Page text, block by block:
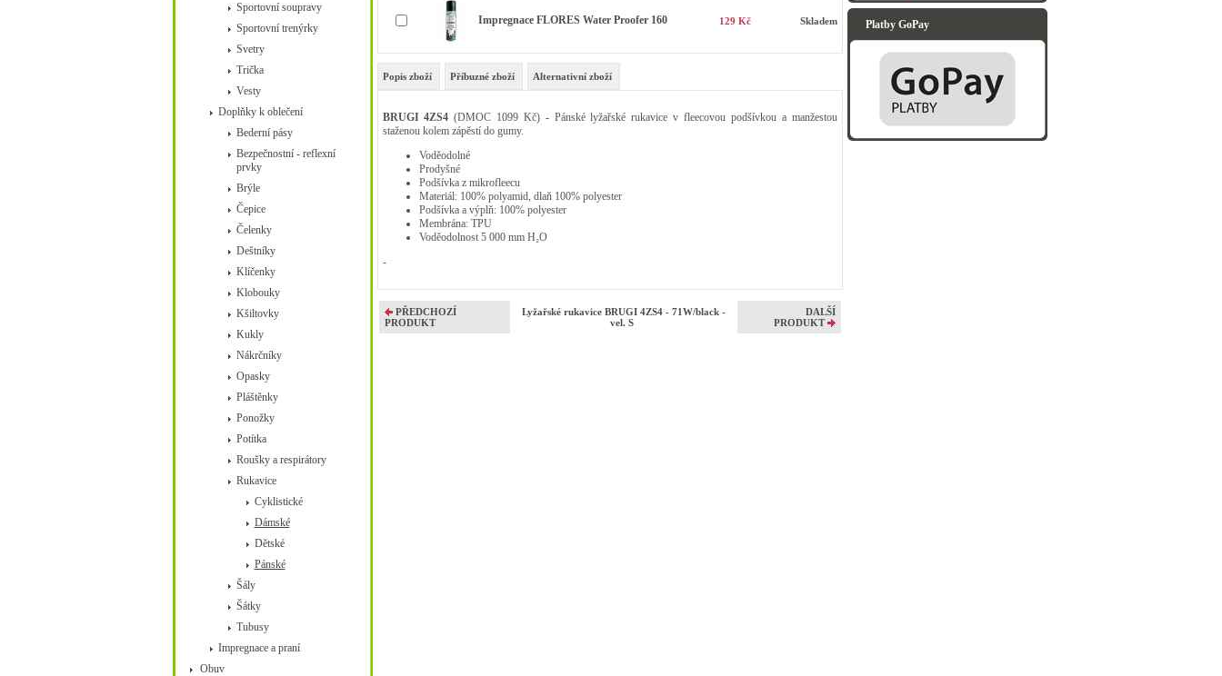
Sportovní soupravy
Sportovní trenýrky
Svetry
Trička
Vesty
Doplňky k oblečení
Bederní pásy
Bezpečnostní - reflexní
prvky
Brýle
Čepice
Čelenky
Deštníky
Klíčenky
Klobouky
Kšiltovky
Kukly
Nákrčníky
Opasky
Pláštěnky
Ponožky
Potítka
Roušky a respirátory
Rukavice
Cyklistické
Dámské
Dětské
Pánské
Šály
Šátky
Tubusy
Impregnace a praní
Obuv
Impregnace FLORES Water Proofer 160 129 Kč Skladem
Popis zboží Příbuzné zboží Alternativní zboží
BRUGI 4ZS4(DMOC 1099 Kč)- Pánské lyžařské rukavice v fleecovou podšívkou a manžestou
staženou kolem zápěstí do gumy.
Voděodolné
Prodyšné
Podšívka z mikrofleecu
Materiál: 100% polyamid, dlaň 100% polyester
Podšívka a výplň: 100% polyester
Membrána: TPU
Voděodolnost 5 000 mm H₂O
-
PŘEDCHOZÍ
PRODUKT
Lyžařské rukavice BRUGI 4ZS4 - 71W/black -
vel. S
DALŠÍ
PRODUKT
Platby GoPay